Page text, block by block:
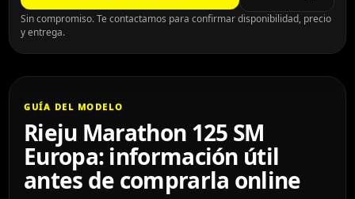
Sin compromiso. Te contactamos para confirmar disponibilidad, precio
y entrega.
GUÍA DEL MODELO
Rieju Marathon 125 SM
Europa: información útil
antes de comprarla online